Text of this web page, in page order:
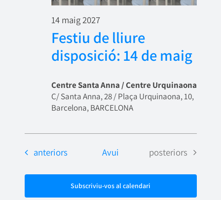
14 maig 2027
Festiu de lliure
disposició: 14 de maig
Centre Santa Anna / Centre Urquinaona
C/ Santa Anna, 28 / Plaça Urquinaona, 10,
Barcelona, BARCELONA
Esdeveniments
anteriors Avui Esdeveniments
posteriors
Subscriviu-vos al calendari